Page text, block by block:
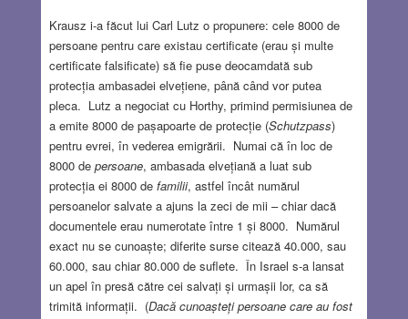
Krausz i-a făcut lui Carl Lutz o propunere: cele 8000 de
persoane pentru care existau certificate (erau și multe
certificate falsificate) să fie puse deocamdată sub
protecția ambasadei elvețiene, până când vor putea
pleca. Lutz a negociat cu Horthy, primind permisiunea de
a emite 8000 de pașapoarte de protecție (Schutzpass)
pentru evrei, în vederea emigrării. Numai că în loc de
8000 de persoane, ambasada elvețiană a luat sub
protecția ei 8000 de familii, astfel încât numărul
persoanelor salvate a ajuns la zeci de mii – chiar dacă
documentele erau numerotate între 1 și 8000. Numărul
exact nu se cunoaște; diferite surse citează 40.000, sau
60.000, sau chiar 80.000 de suflete. În Israel s-a lansat
un apel în presă către cei salvați și urmașii lor, ca să
trimită informații. (Dacă cunoașteți persoane care au fost